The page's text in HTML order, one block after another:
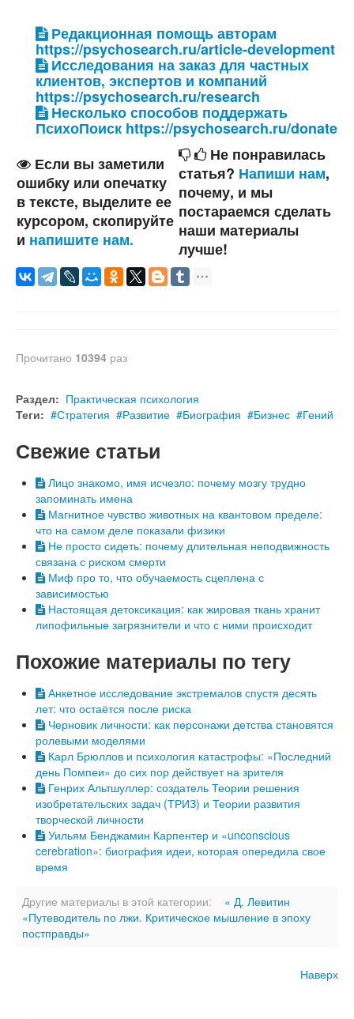
Редакционная помощь авторам
https://psychosearch.ru/article-development
Исследования на заказ для частных
клиентов, экспертов и компаний
https://psychosearch.ru/research
Несколько способов поддержать
ПсихоПоиск https://psychosearch.ru/donate
Если вы заметили
ошибку или опечатку
в тексте, выделите ее
курсором, скопируйте
и напишите нам.
Не понравилась
статья? Напиши нам,
почему, и мы
постараемся сделать
наши материалы
лучше!
Прочитано 10394 раз
Раздел: Практическая психология
Теги:
Стратегия Развитие Биография Бизнес Гений
Свежие статьи
Лицо знакомо, имя исчезло: почему мозгу трудно
запоминать имена
Магнитное чувство животных на квантовом пределе:
что на самом деле показали физики
Не просто сидеть: почему длительная неподвижность
связана с риском смерти
Миф про то, что обучаемость сцеплена с
зависимостью
Настоящая детоксикация: как жировая ткань хранит
липофильные загрязнители и что с ними происходит
Похожие материалы по тегу
Анкетное исследование экстремалов спустя десять
лет: что остаётся после риска
Черновик личности: как персонажи детства становятся
ролевыми моделями
Карл Брюллов и психология катастрофы: «Последний
день Помпеи» до сих пор действует на зрителя
Генрих Альтшуллер: создатель Теории решения
изобретательских задач (ТРИЗ) и Теории развития
творческой личности
Уильям Бенджамин Карпентер и «unconscious
cerebration»: биография идеи, которая опередила свое
время
Другие материалы в этой категории:
« Д. Левитин
«Путеводитель по лжи. Критическое мышление в эпоху
постправды»
Наверх